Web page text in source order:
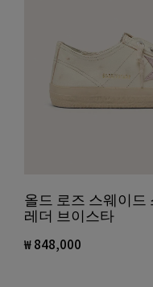
올드 로즈 스웨이드
레더 브이스타
₩ 848,000